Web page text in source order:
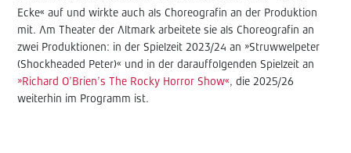
Ecke« auf und wirkte auch als Choreografin an der Produktion
mit. Am Theater der Altmark arbeitete sie als Choreografin an
zwei Produktionen: in der Spielzeit 2023/24 an »Struwwelpeter
(Shockheaded Peter)« und in der darauffolgenden Spielzeit an
»Richard O’Brien’s The Rocky Horror Show«, die 2025/26
weiterhin im Programm ist.